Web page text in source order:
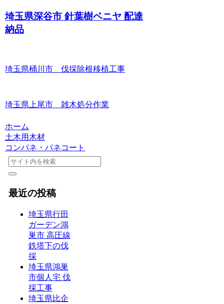
埼玉県深谷市 針葉樹ベニヤ 配達
納品
埼玉県桶川市 伐採除根移植工事
埼玉県上尾市 雑木処分作業
ホーム
土木用木材
コンパネ・パネコート
最近の投稿
埼玉県行田
ガーデン鴻
巣市 高圧線
鉄塔下の伐
採
埼玉県鴻巣
市個人宅 伐
採工事
埼玉県比企